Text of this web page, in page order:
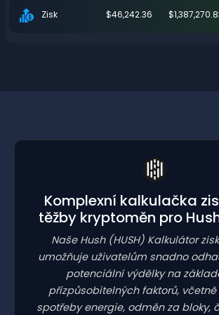
Zisk $46,242.36
Komplexní kalkulačka
těžby kryptoměn pro
Naše Hush (HUSH) Kalkulátor
umožňuje uživatelům snadno
potenciální výdělky na
přizpůsobitelných faktorů, včetně
spotřeby energie, odměn za bloky,